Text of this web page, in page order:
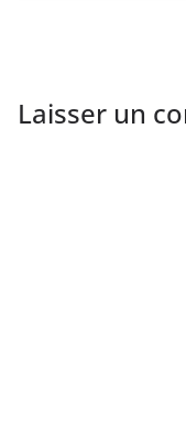
Laisser un